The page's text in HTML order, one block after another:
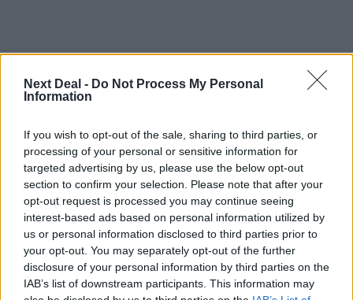
Next Deal - Do Not Process My Personal
Information
If you wish to opt-out of the sale, sharing to third parties, or
processing of your personal or sensitive information for
targeted advertising by us, please use the below opt-out
section to confirm your selection. Please note that after your
opt-out request is processed you may continue seeing
interest-based ads based on personal information utilized by
us or personal information disclosed to third parties prior to
your opt-out. You may separately opt-out of the further
disclosure of your personal information by third parties on the
IAB’s list of downstream participants. This information may
Ροή ειδήσεων
07.08.2026 - 14:38
Θεόδωρος Τέγος (ΓΝΑ ΕΥΑΓΓΕΛΙΣΜΟΣ): Νέο παράθυρο
ελπίδας για τους ογκολογικούς ασθενείς μέσω κλινικών
δοκιμών
07.08.2026 - 13:16
Χρήστος Γεωργόπουλος – «ΕΡΡΙΚΟΣ ΝΤΥΝΑΝ»/ΚΕΝΤΡΟ
ΑΝΑΠΛΑΣΗ